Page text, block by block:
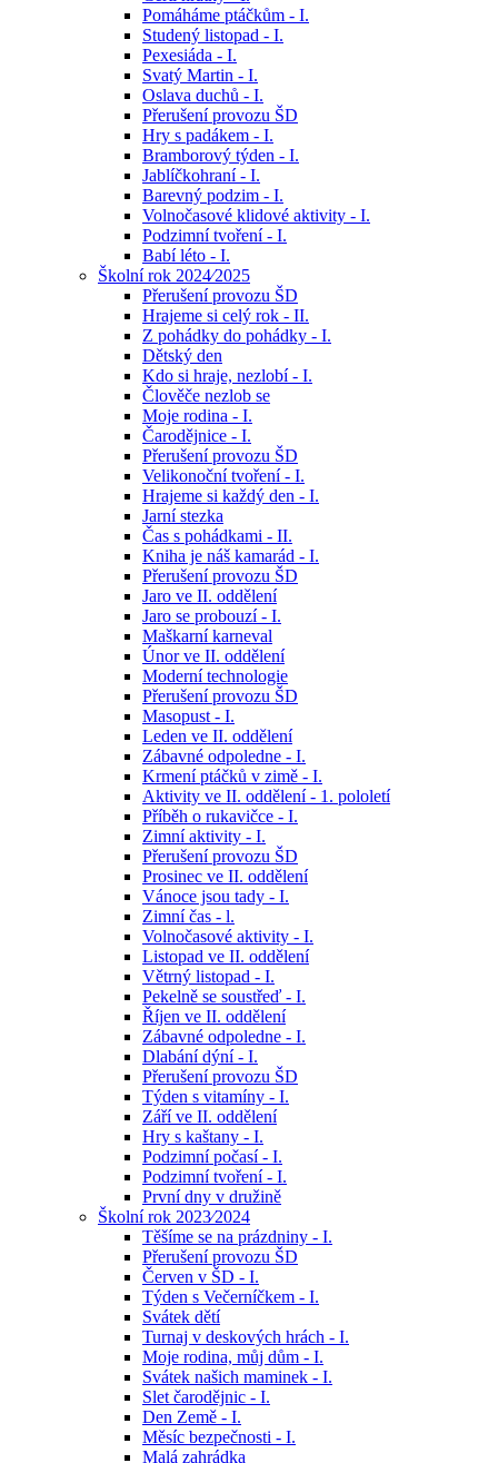
Pomáháme ptáčkům - I.
Studený listopad - I.
Pexesiáda - I.
Svatý Martin - I.
Oslava duchů - I.
Přerušení provozu ŠD
Hry s padákem - I.
Bramborový týden - I.
Jablíčkohraní - I.
Barevný podzim - I.
Volnočasové klidové aktivity - I.
Podzimní tvoření - I.
Babí léto - I.
Školní rok 2024⁄2025
Přerušení provozu ŠD
Hrajeme si celý rok - II.
Z pohádky do pohádky - I.
Dětský den
Kdo si hraje, nezlobí - I.
Člověče nezlob se
Moje rodina - I.
Čarodějnice - I.
Přerušení provozu ŠD
Velikonoční tvoření - I.
Hrajeme si každý den - I.
Jarní stezka
Čas s pohádkami - II.
Kniha je náš kamarád - I.
Přerušení provozu ŠD
Jaro ve II. oddělení
Jaro se probouzí - I.
Maškarní karneval
Únor ve II. oddělení
Moderní technologie
Přerušení provozu ŠD
Masopust - I.
Leden ve II. oddělení
Zábavné odpoledne - I.
Krmení ptáčků v zimě - I.
Aktivity ve II. oddělení - 1. pololetí
Příběh o rukavičce - I.
Zimní aktivity - I.
Přerušení provozu ŠD
Prosinec ve II. oddělení
Vánoce jsou tady - I.
Zimní čas - l.
Volnočasové aktivity - I.
Listopad ve II. oddělení
Větrný listopad - I.
Pekelně se soustřeď - I.
Říjen ve II. oddělení
Zábavné odpoledne - I.
Dlabání dýní - I.
Přerušení provozu ŠD
Týden s vitamíny - I.
Září ve II. oddělení
Hry s kaštany - I.
Podzimní počasí - I.
Podzimní tvoření - I.
První dny v družině
Školní rok 2023⁄2024
Těšíme se na prázdniny - I.
Přerušení provozu ŠD
Červen v ŠD - I.
Týden s Večerníčkem - I.
Svátek dětí
Turnaj v deskových hrách - I.
Moje rodina, můj dům - I.
Svátek našich maminek - I.
Slet čarodějnic - I.
Den Země - I.
Měsíc bezpečnosti - I.
Malá zahrádka